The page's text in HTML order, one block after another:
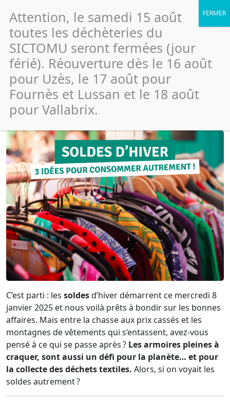
Soldes d’hiver : 3 astuces pour
consommer autrement
Publié le 8 janvier 2025
C’est parti : les soldesd’hiver démarrent ce mercredi 8
janvier 2025 et nous voilà prêts à bondir sur les bonnes
affaires. Mais entre la chasse aux prix cassés et les
montagnes de vêtements qui s’entassent, avez-vous
pensé à ce qui se passe après ? Les armoires pleines à
craquer, sont aussi un défi pour la planète… et pour
la collecte des déchets textiles. Alors, si on voyait les
soldes autrement ?
Attention, le samedi 15 août
toutes les déchèteries du
SICTOMU seront fermées (jour
férié). Réouverture dès le 16 août
pour Uzès, le 17 août pour
Fournès et Lussan et le 18 août
pour Vallabrix.